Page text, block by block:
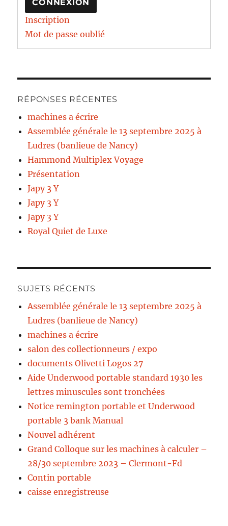
CONNEXION
Inscription
Mot de passe oublié
RÉPONSES RÉCENTES
machines a écrire
Assemblée générale le 13 septembre 2025 à
Ludres (banlieue de Nancy)
Hammond Multiplex Voyage
Présentation
Japy 3 Y
Japy 3 Y
Japy 3 Y
Royal Quiet de Luxe
SUJETS RÉCENTS
Assemblée générale le 13 septembre 2025 à
Ludres (banlieue de Nancy)
machines a écrire
salon des collectionneurs / expo
documents Olivetti Logos 27
Aide Underwood portable standard 1930 les
lettres minuscules sont tronchées
Notice remington portable et Underwood
portable 3 bank Manual
Nouvel adhérent
Grand Colloque sur les machines à calculer –
28/30 septembre 2023 – Clermont-Fd
Contin portable
caisse enregistreuse